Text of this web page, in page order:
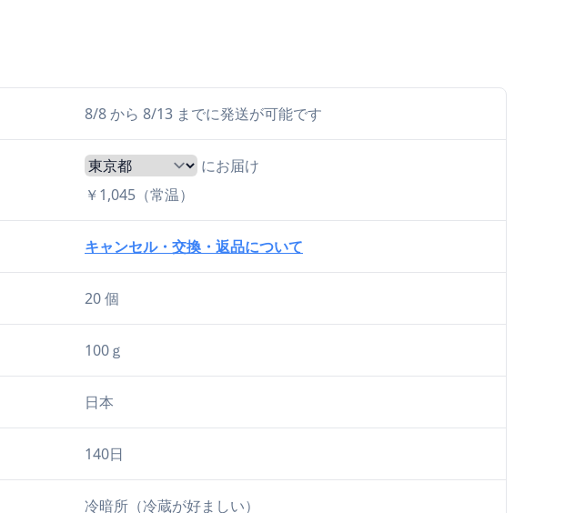
8/8 から 8/13 までに発送が可能です
にお届け
￥1,045（常温）
キャンセル・交換・返品について
20 個
100ｇ
日本
140日
冷暗所（冷蔵が好ましい）